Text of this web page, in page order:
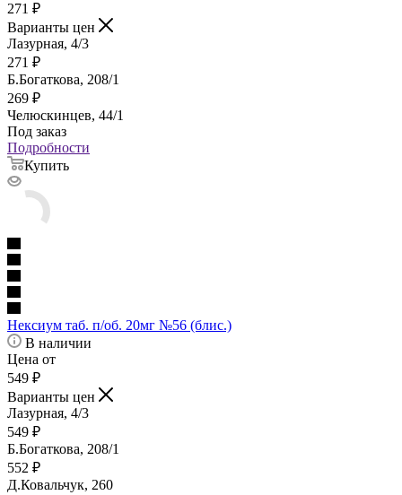
271 ₽
Варианты цен
Лазурная, 4/3
271 ₽
Б.Богаткова, 208/1
269 ₽
Челюскинцев, 44/1
Под заказ
Подробности
Купить
Нексиум таб. п/об. 20мг №56 (блис.)
В наличии
Цена от
549 ₽
Варианты цен
Лазурная, 4/3
549 ₽
Б.Богаткова, 208/1
552 ₽
Д.Ковальчук, 260